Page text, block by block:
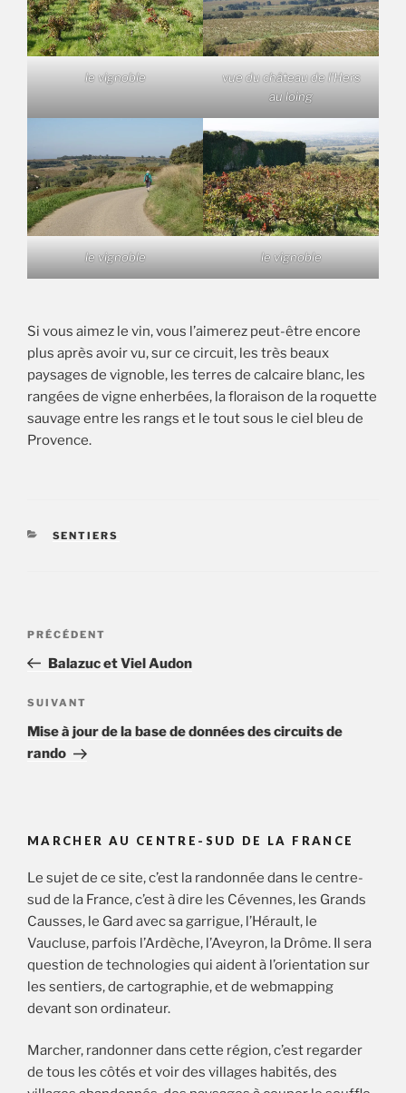
le vignoble
vue du château de l’Hers
au loing
le vignoble le vignoble
Si vous aimez le vin, vous l’aimerez peut-être encore
plus après avoir vu, sur ce circuit, les très beaux
paysages de vignoble, les terres de calcaire blanc, les
rangées de vigne enherbées, la floraison de la roquette
sauvage entre les rangs et le tout sous le ciel bleu de
Provence.
CATÉGORIES
SENTIERS
Post
Article
précédent
PRÉCÉDENT
Balazuc et Viel Audon
Article
suivant
SUIVANT
Mise à jour de la base de données des circuits de
rando
MARCHER AU CENTRE-SUD DE LA FRANCE
Le sujet de ce site, c’est la randonnée dans le centre-
sud de la France, c’est à dire les Cévennes, les Grands
Causses, le Gard avec sa garrigue, l’Hérault, le
Vaucluse, parfois l’Ardèche, l’Aveyron, la Drôme. Il sera
question de technologies qui aident à l’orientation sur
les sentiers, de cartographie, et de webmapping
devant son ordinateur.
Marcher, randonner dans cette région, c’est regarder
de tous les côtés et voir des villages habités, des